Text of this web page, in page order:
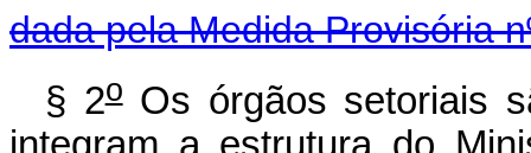
dada pela Medida Provisória
§ 2oOs órgãos setoriais